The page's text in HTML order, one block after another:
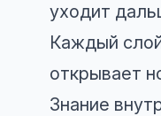
уходит
Каждый
открывает
Знание